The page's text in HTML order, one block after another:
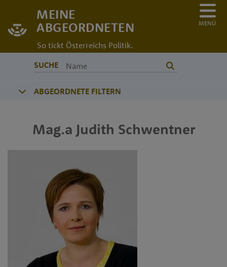
MEINE
ABGEORDNETEN
So tickt Österreichs Politik.
MENÜ
SUCHE
ABGEORDNETE FILTERN
Mag.a Judith Schwentner